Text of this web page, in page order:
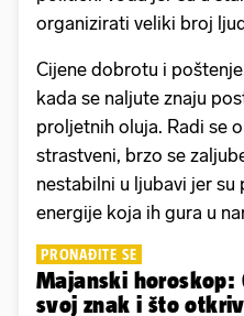
organizirati veliki broj
Cijene dobrotu i
kada se naljute znaju
proljetnih oluja. Radi se
strastveni, brzo se
nestabilni u ljubavi jer su
energije koja ih gura u
PRONAĐITE SE
Majanski horoskop:
svoj znak i što